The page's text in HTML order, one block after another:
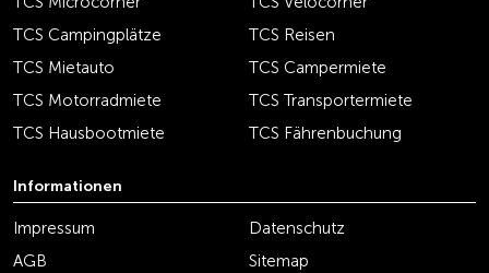
TCS Campingplätze
TCS Reisen
TCS Mietauto
TCS Campermiete
TCS Motorradmiete
TCS Transportermiete
TCS Hausbootmiete
TCS Fährenbuchung
Informationen
Impressum
Datenschutz
AGB
Sitemap